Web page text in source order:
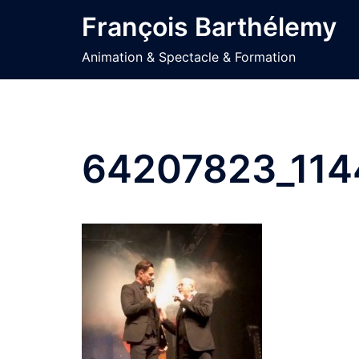
François Barthélemy
Animation & Spectacle & Formation